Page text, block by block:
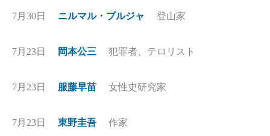
7月30日 ニルマル・プルジャ 登山家
7月23日 岡本公三 犯罪者、テロリスト
7月23日 服藤早苗 女性史研究家
7月23日 東野圭吾 作家